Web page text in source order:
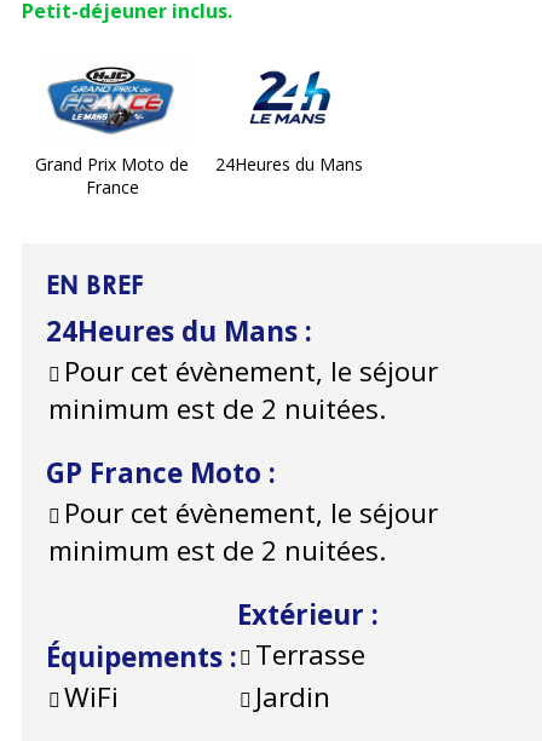
Petit-déjeuner inclus.
Grand Prix Moto de
France
24Heures du Mans
EN BREF
24Heures du Mans :
Pour cet évènement, le séjour
minimum est de 2 nuitées.
GP France Moto :
Pour cet évènement, le séjour
minimum est de 2 nuitées.
Équipements :
WiFi
Extérieur :
Terrasse
Jardin